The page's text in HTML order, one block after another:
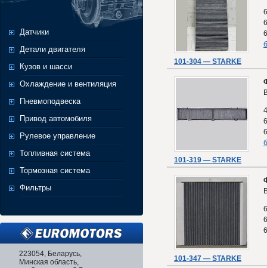
Датчики
Детали двигателя
Кузов и шасси
Охлаждение и вентиляция
Пневмоподвеска
Привод автомобиля
Рулевое управление
Топливная система
Тормозная система
Фильтры
223054, Беларусь,
Минская область,
101-304 — STARKE
101-319 — STARKE
101-347 — STARKE